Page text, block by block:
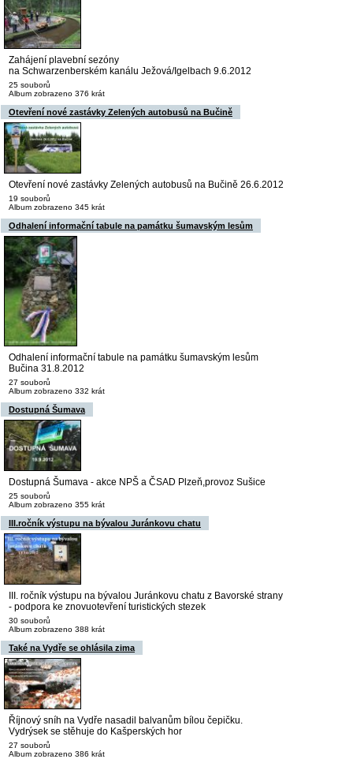
Zahájení plavební sezóny
na Schwarzenberském kanálu Ježová/Igelbach 9.6.2012
25 souborů
Album zobrazeno 376 krát
Otevření nové zastávky Zelených autobusů na Bučině
Otevření nové zastávky Zelených autobusů na Bučině 26.6.2012
19 souborů
Album zobrazeno 345 krát
Odhalení informační tabule na památku šumavským lesům
Odhalení informační tabule na památku šumavským lesům
Bučina 31.8.2012
27 souborů
Album zobrazeno 332 krát
Dostupná Šumava
Dostupná Šumava - akce NPŠ a ČSAD Plzeň,provoz Sušice
25 souborů
Album zobrazeno 355 krát
III.ročník výstupu na bývalou Juránkovu chatu
III. ročník výstupu na bývalou Juránkovu chatu z Bavorské strany
- podpora ke znovuotevření turistických stezek
30 souborů
Album zobrazeno 388 krát
Také na Vydře se ohlásila zima
Říjnový sníh na Vydře nasadil balvanům bílou čepičku.
Vydrýsek se stěhuje do Kašperských hor
27 souborů
Album zobrazeno 386 krát